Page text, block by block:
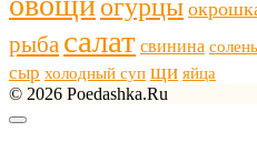
огурцы
рыба салат свинина
сыр холодный суп щи яйца
© 2026 Poedashka.Ru